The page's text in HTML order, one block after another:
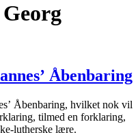
Georg
Åbenbaring
Åbenbaring, hvilket nok vil
tilmed en forklaring,
lutherske lære.